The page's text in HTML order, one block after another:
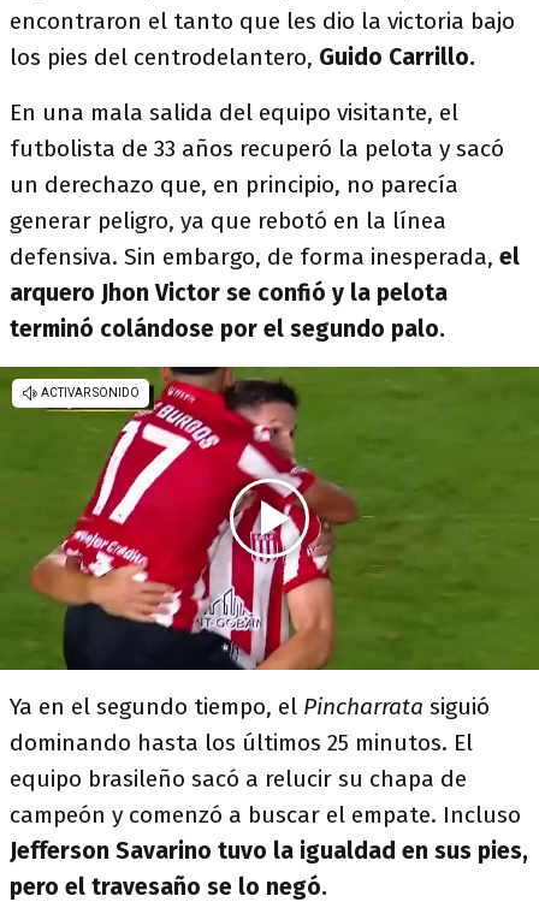
encontraron el tanto que les dio la victoria bajo
los pies del centrodelantero, Guido Carrillo.
En una mala salida del equipo visitante, el
futbolista de 33 años recuperó la pelota y sacó
un derechazo que, en principio, no parecía
generar peligro, ya que rebotó en la línea
defensiva. Sin embargo, de forma inesperada, el
arquero Jhon Victor se confió y la pelota
terminó colándose por el segundo palo.
Ya en el segundo tiempo, el Pincharrata siguió
dominando hasta los últimos 25 minutos. El
equipo brasileño sacó a relucir su chapa de
campeón y comenzó a buscar el empate. Incluso
Jefferson Savarino tuvo la igualdad en sus pies,
pero el travesaño se lo negó.